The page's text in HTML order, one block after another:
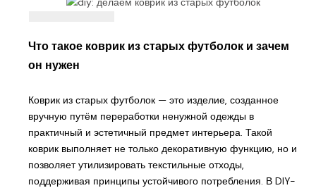
Что такое коврик из старых футболок и зачем
он нужен
Коврик из старых футболок — это изделие, созданное
вручную путём переработки ненужной одежды в
практичный и эстетичный предмет интерьера. Такой
коврик выполняет не только декоративную функцию, но и
позволяет утилизировать текстильные отходы,
поддерживая принципы устойчивого потребления. В DIY-